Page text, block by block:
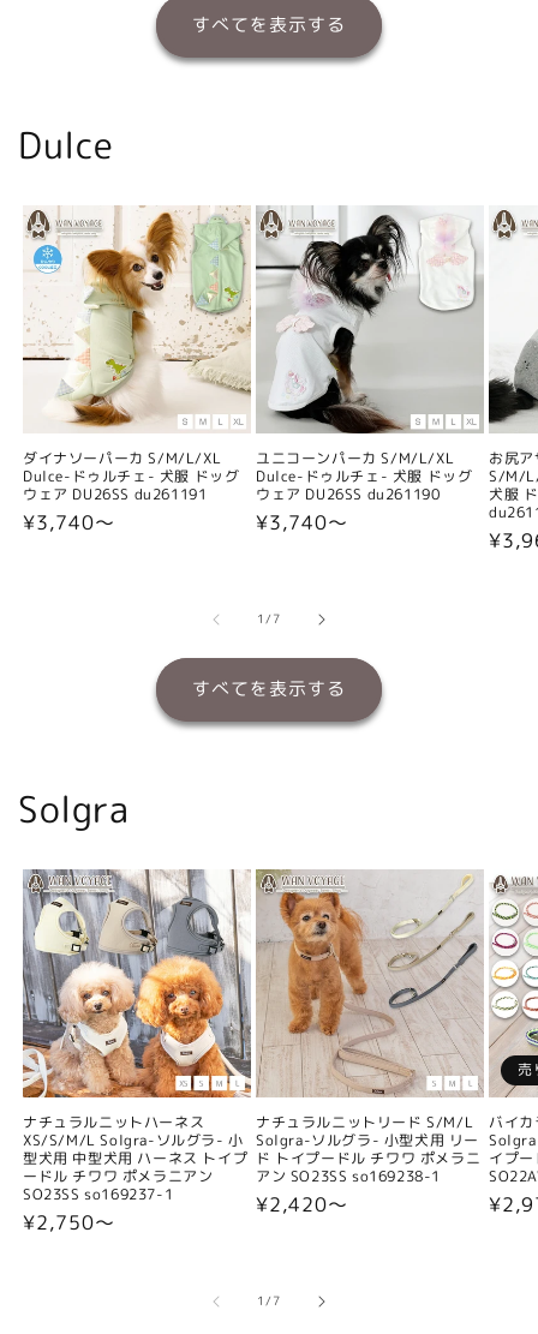
すべてを表示する
Dulce
ダイナソーパーカ S/M/L/XL
Dulce-ドゥルチェ- 犬服 ドッグ
ウェア DU26SS du261191
通
¥3,740〜
ユニコーンパーカ S/M/L/XL
Dulce-ドゥルチェ- 犬服 ドッグ
ウェア DU26SS du261190
通
¥3,740〜
お尻
S/M/
犬服
通
1/の
7
すべてを表示する
Solgra
ナチュラルニットハーネス
XS/S/M/L Solgra-ソルグラ- 小
型犬用 中型犬用 ハーネス トイプ
ードル チワワ ポメラニアン
SO23SS so169237-1
通
¥2,750〜
ナチュラルニットリード S/M/L
Solgra-ソルグラ- 小型犬用 リー
ド トイプードル チワワ ポメラニ
アン SO23SS so169238-1
通
¥2,420〜
売
バイ
イプ
通
1/の
7